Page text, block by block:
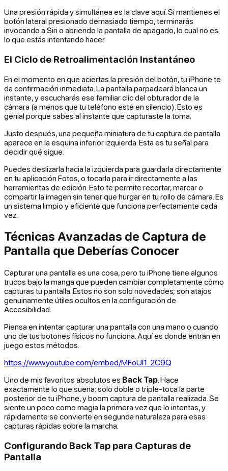
Una presión rápida y simultánea es la clave aquí. Si mantienes el
botón lateral presionado demasiado tiempo, terminarás
invocando a Siri o abriendo la pantalla de apagado, lo cual no es
lo que estás intentando hacer.
El Ciclo de Retroalimentación Instantáneo
En el momento en que aciertas la presión del botón, tu iPhone te
da confirmación inmediata. La pantalla parpadeará blanca un
instante, y escucharás ese familiar clic del obturador de la
cámara (a menos que tu teléfono esté en silencio). Esto es
genial porque sabes al instante que capturaste la toma.
Justo después, una pequeña miniatura de tu captura de pantalla
aparece en la esquina inferior izquierda. Esta es tu señal para
decidir qué sigue.
Puedes deslizarla hacia la izquierda para guardarla directamente
en tu aplicación Fotos, o tocarla para ir directamente a las
herramientas de edición. Esto te permite recortar, marcar o
compartir la imagen sin tener que hurgar en tu rollo de cámara. Es
un sistema limpio y eficiente que funciona perfectamente cada
vez.
Técnicas Avanzadas de Captura de
Pantalla que Deberías Conocer
Capturar una pantalla es una cosa, pero tu iPhone tiene algunos
trucos bajo la manga que pueden cambiar completamente cómo
capturas tu pantalla. Estos no son solo novedades; son atajos
genuinamente útiles ocultos en la configuración de
Accesibilidad.
Piensa en intentar capturar una pantalla con una mano o cuando
uno de tus botones físicos no funciona. Aquí es donde entran en
juego estos métodos.
https://www.youtube.com/embed/MFoUl1_2C9Q
Uno de mis favoritos absolutos es Back Tap . Hace
exactamente lo que suena: solo doble o triple-toca la parte
posterior de tu iPhone, y boom captura de pantalla realizada. Se
siente un poco como magia la primera vez que lo intentas, y
rápidamente se convierte en segunda naturaleza para esas
capturas rápidas sobre la marcha.
Configurando Back Tap para Capturas de
Pantalla